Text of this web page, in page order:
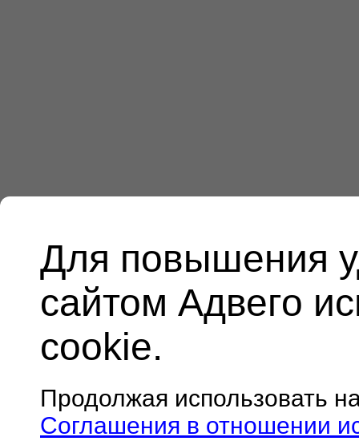
Для повышения
сайтом Адвего
cookie.
Продолжая использовать
Соглашения в отношении